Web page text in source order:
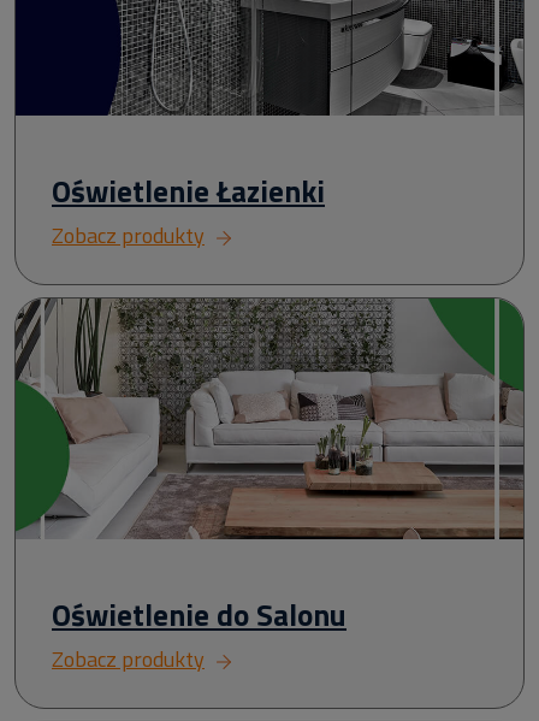
Oświetlenie Łazienki
Zobacz produkty
Oświetlenie do Salonu
Zobacz produkty